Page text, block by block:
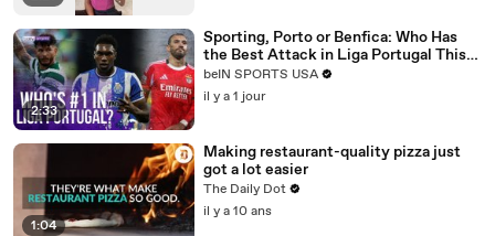
2:33
Sporting, Porto or Benfica: Who Has
the Best Attack in Liga Portugal This
Season? | beIN SPORTS USA
beIN SPORTS USA
il y a 1 jour
1:04
Making restaurant-quality pizza just
got a lot easier
The Daily Dot
il y a 10 ans